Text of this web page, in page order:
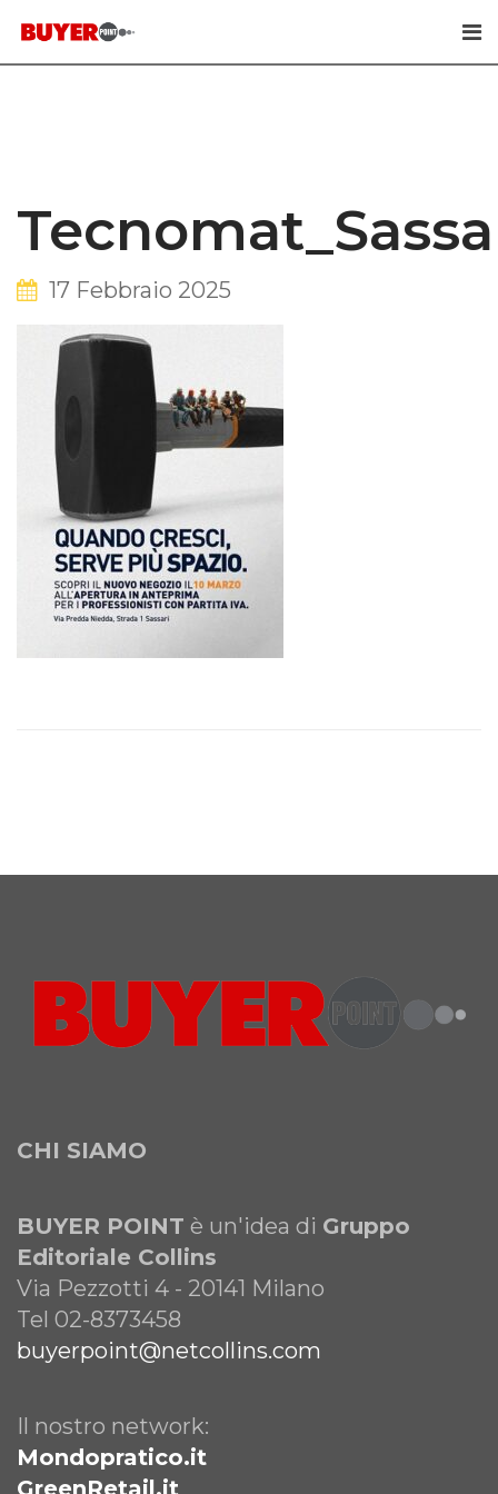
to
17 Febbraio 2025
CHI SIAMO
BUYER POINT è un'idea di Gruppo
Editoriale Collins
Via Pezzotti 4 - 20141 Milano
Tel 02-8373458
buyerpoint@netcollins.com
Il nostro network:
Mondopratico.it
GreenRetail.it